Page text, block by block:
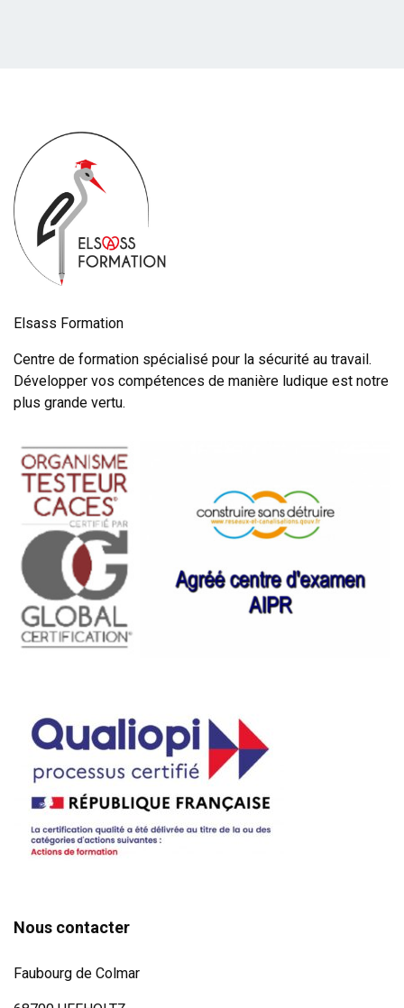
Elsass Formation
Centre de formation spécialisé pour la sécurité au travail.
Développer vos compétences de manière ludique est notre
plus grande vertu.
Nous contacter
Faubourg de Colmar